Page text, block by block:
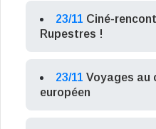
23/11 Ciné-
Rupestres !
23/11 Voyages au
européen